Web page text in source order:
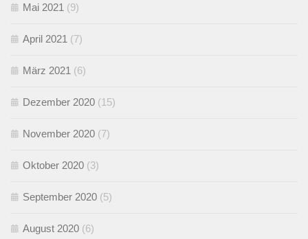
Mai 2021 (9)
April 2021 (7)
März 2021 (6)
Dezember 2020 (15)
November 2020 (7)
Oktober 2020 (3)
September 2020 (5)
August 2020 (6)